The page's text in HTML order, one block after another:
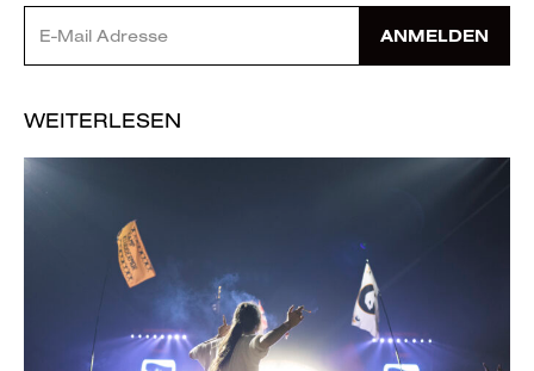
ANMELDEN
WEITERLESEN